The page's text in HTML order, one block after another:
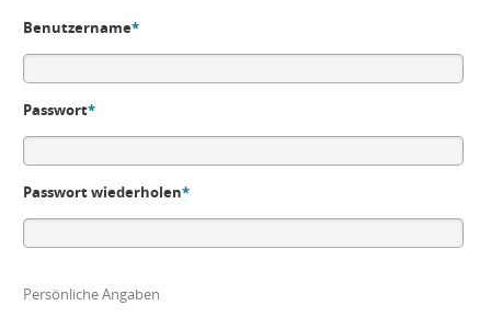
Benutzername*
Passwort*
Passwort wiederholen*
Persönliche Angaben